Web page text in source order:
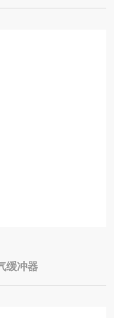
缓冲器